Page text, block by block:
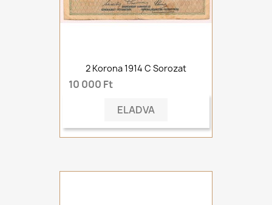
2 Korona 1914 C Sorozat
10 000 Ft
ELADVA